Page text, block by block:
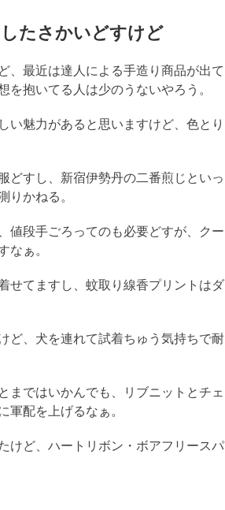
たさかいどすけど
、最近は達人による手造り商品が出て
抱いてる人は少のうないやろう。
い魅力があると思いますけど、色とり
どすし、新宿伊勢丹の二番煎じといっ
りかねる。
値段手ごろってのも必要どすが、クー
なぁ。
せてますし、蚊取り線香プリントはダ
ど、犬を連れて試着ちゅう気持ちで耐
まではいかんでも、リブニットとチェ
配を上げるなぁ。
けど、ハートリボン・ボアフリースパ